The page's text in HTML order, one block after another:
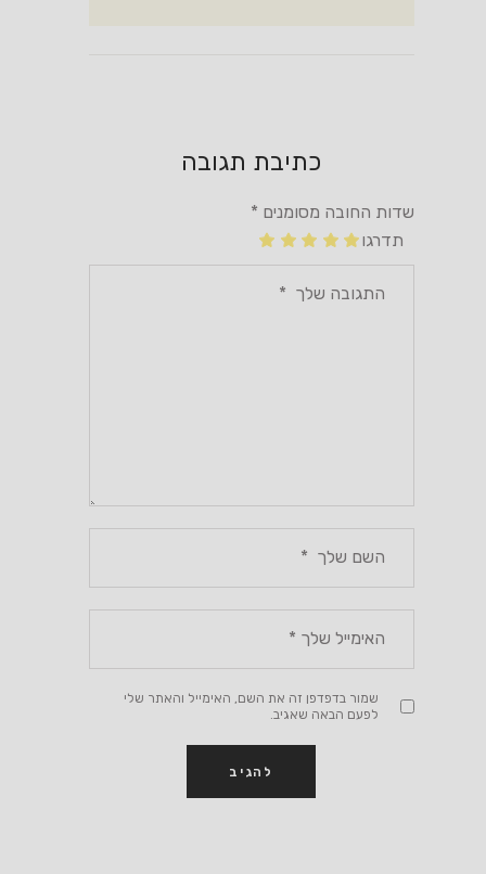
כתיבת תגובה
שדות החובה מסומנים *
תדרגו
שמור בדפדפן זה את השם, האימייל והאתר שלי
לפעם הבאה שאגיב.